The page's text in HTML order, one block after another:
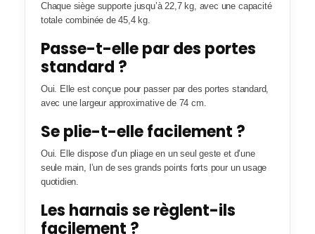
Chaque siège supporte jusqu’à 22,7 kg, avec une capacité
totale combinée de 45,4 kg.
Passe-t-elle par des portes
standard ?
Oui. Elle est conçue pour passer par des portes standard,
avec une largeur approximative de 74 cm.
Se plie-t-elle facilement ?
Oui. Elle dispose d’un pliage en un seul geste et d’une
seule main, l’un de ses grands points forts pour un usage
quotidien.
Les harnais se règlent-ils
facilement ?